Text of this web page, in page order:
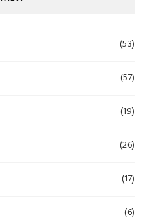
(53)
(57)
(19)
(26)
(17)
(6)